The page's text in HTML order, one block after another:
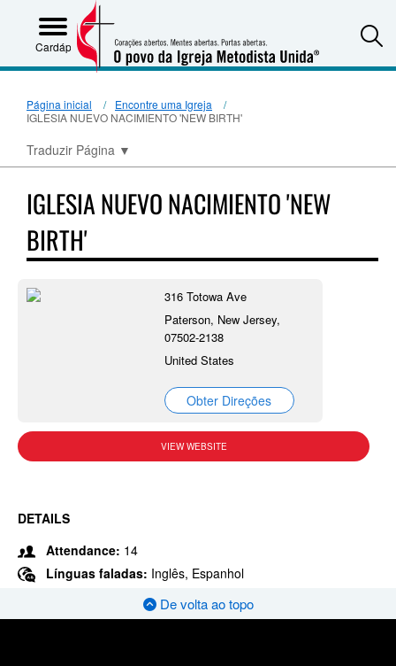
Cardápio
Página inicial
Encontre uma Igreja
IGLESIA NUEVO NACIMIENTO 'NEW BIRTH'
Traduzir Página ▼
IGLESIA NUEVO NACIMIENTO 'NEW
BIRTH'
316 Totowa Ave
Paterson, New Jersey,
07502-2138
United States
Obter Direções
VIEW WEBSITE
DETAILS
Attendance: 14
Línguas faladas: Inglês, Espanhol
De volta ao topo